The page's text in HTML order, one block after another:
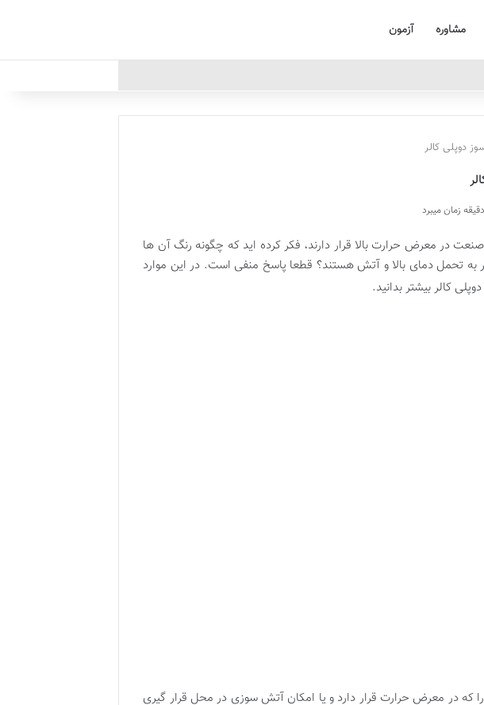
مشاوره آزمون
دوپلی کالر
در معرض حرارت بالا قرار دارند، فکر کرده اید که چگونه رنگ آن ها
به تحمل دمای بالا و آتش هستند؟ قطعا پاسخ منفی است. در این موارد
دوپلی کالر بیشتر بدانید.
که در معرض حرارت قرار دارد و یا امکان آتش سوزی در محل قرار گیری